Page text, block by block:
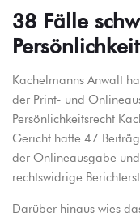
38 Fälle
Kachelmanns Anwalt
der Print- und
Persönlichkeitsrecht
Gericht hatte 47
der Onlineausgabe
rechtswidrige
Darüber hinaus wies